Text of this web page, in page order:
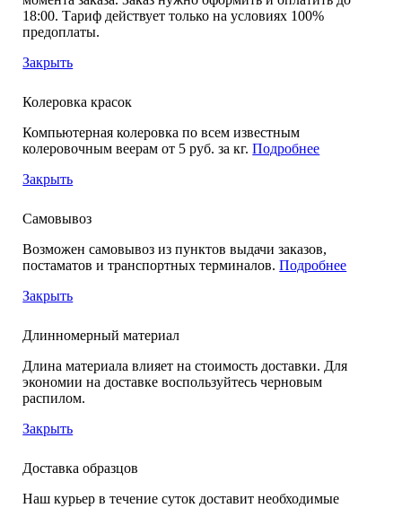
18:00. Тариф действует только на условиях 100%
предоплаты.
Закрыть
Колеровка красок
Компьютерная колеровка по всем известным
колеровочным веерам от 5 руб. за кг.Подробнее
Закрыть
Самовывоз
Возможен самовывоз из пунктов выдачи заказов,
постаматов и транспортных терминалов.Подробнее
Закрыть
Длинномерный материал
Длина материала влияет на стоимость доставки. Для
экономии на доставке воспользуйтесь черновым
распилом.
Закрыть
Доставка образцов
Наш курьер в течение суток доставит необходимые